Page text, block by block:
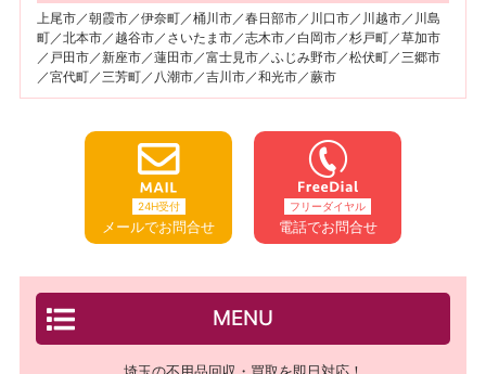
上尾市／朝霞市／伊奈町／桶川市／春日部市／川口市／川越市／川島
町／北本市／越谷市／さいたま市／志木市／白岡市／杉戸町／草加市
／戸田市／新座市／蓮田市／富士見市／ふじみ野市／松伏町／三郷市
／宮代町／三芳町／八潮市／吉川市／和光市／蕨市
24H受付
メールでお問合せ
フリーダイヤル
電話でお問合せ
MENU
埼玉の不用品回収・買取を即日対応！